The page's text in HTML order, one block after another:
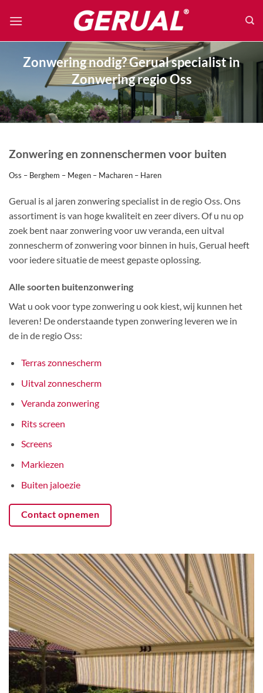
naar
Zonwering nodig? Gerual specialist in
Zonwering regio Oss
Zonwering en zonnenschermen voor buiten
Oss – Berghem – Megen – Macharen – Haren
Gerual is al jaren zonwering specialist in de regio Oss. Ons
assortiment is van hoge kwaliteit en zeer divers. Of u nu op
zoek bent naar zonwering voor uw veranda, een uitval
zonnescherm of zonwering voor binnen in huis, Gerual heeft
voor iedere situatie de meest gepaste oplossing.
Alle soorten buitenzonwering
Wat u ook voor type zonwering u ook kiest, wij kunnen het
leveren! De onderstaande typen zonwering leveren we in
de in de regio Oss:
Terras zonnescherm
Uitval zonnescherm
Veranda zonwering
Rits screen
Screens
Markiezen
Buiten jaloezie
Contact opnemen